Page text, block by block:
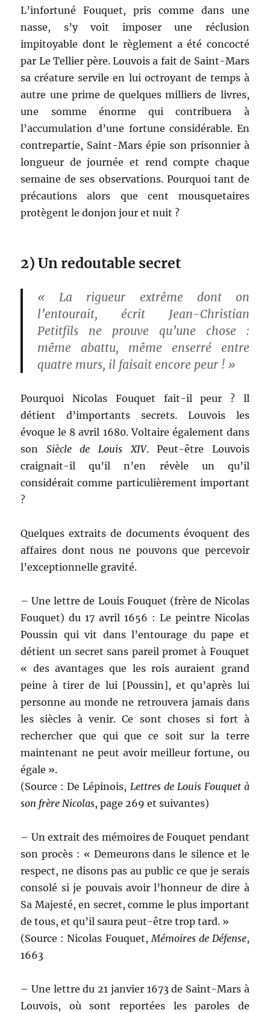
L’infortuné Fouquet, pris comme dans une
nasse, s’y voit imposer une réclusion
impitoyable dont le règlement a été concocté
par Le Tellier père. Louvois a fait de Saint-Mars
sa créature servile en lui octroyant de temps à
autre une prime de quelques milliers de livres,
une somme énorme qui contribuera à
l’accumulation d’une fortune considérable. En
contrepartie, Saint-Mars épie son prisonnier à
longueur de journée et rend compte chaque
semaine de ses observations. Pourquoi tant de
précautions alors que cent mousquetaires
protègent le donjon jour et nuit ?
2) Un redoutable secret
« La rigueur extrême dont on
l’entourait, écrit Jean-Christian
Petitfils ne prouve qu’une chose :
même abattu, même enserré entre
quatre murs, il faisait encore peur ! »
Pourquoi Nicolas Fouquet fait-il peur ? ll
détient d’importants secrets. Louvois les
évoque le 8 avril 1680. Voltaire également dans
son Siècle de Louis XIV. Peut-être Louvois
craignait-il qu’il n’en révèle un qu’il
considérait comme particulièrement important
?
Quelques extraits de documents évoquent des
affaires dont nous ne pouvons que percevoir
l’exceptionnelle gravité.
– Une lettre de Louis Fouquet (frère de Nicolas
Fouquet) du 17 avril 1656 : Le peintre Nicolas
Poussin qui vit dans l’entourage du pape et
détient un secret sans pareil promet à Fouquet
« des avantages que les rois auraient grand
peine à tirer de lui [Poussin], et qu’après lui
personne au monde ne retrouvera jamais dans
les siècles à venir. Ce sont choses si fort à
rechercher que qui que ce soit sur la terre
maintenant ne peut avoir meilleur fortune, ou
égale ».
(Source : De Lépinois, Lettres de Louis Fouquet à
son frère Nicolas, page 269 et suivantes)
– Un extrait des mémoires de Fouquet pendant
son procès : « Demeurons dans le silence et le
respect, ne disons pas au public ce que je serais
consolé si je pouvais avoir l’honneur de dire à
Sa Majesté, en secret, comme le plus important
de tous, et qu’il saura peut-être trop tard. »
(Source : Nicolas Fouquet, Mémoires de Défense,
1663
– Une lettre du 21 janvier 1673 de Saint-Mars à
Louvois, où sont reportées les paroles de